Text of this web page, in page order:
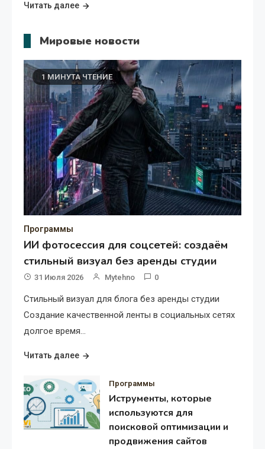
Читать далее
Мировые новости
1 МИНУТА ЧТЕНИЕ
Программы
ИИ фотосессия для соцсетей: создаём
стильный визуал без аренды студии
31 Июля 2026 Mytehno 0
Стильный визуал для блога без аренды студии
Создание качественной ленты в социальных сетях
долгое время…
Читать далее
Программы
Иструменты, которые
используются для
поисковой оптимизации и
продвижения сайтов